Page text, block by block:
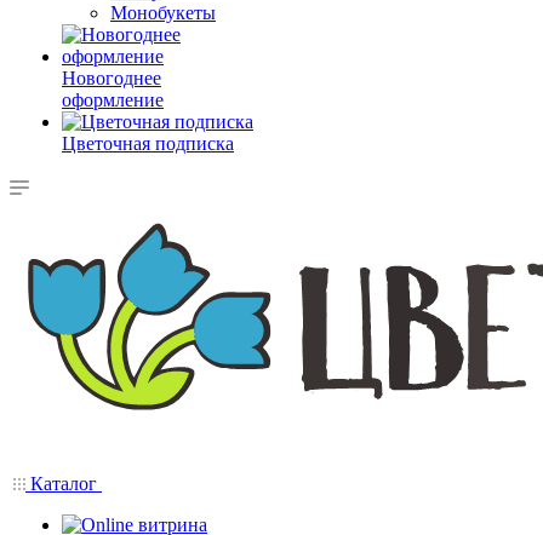
Монобукеты
Новогоднее
оформление
Цветочная подписка
Каталог